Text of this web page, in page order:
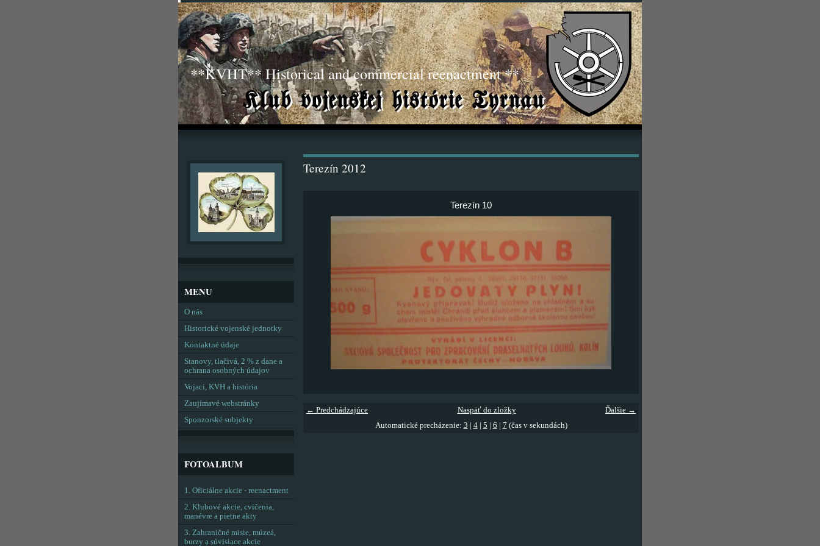
**KVHT** Historical and commercial reenactment **
Terezín 2012
Terezín 10
← Predchádzajúce Ďalšie →
Naspäť do zložky
Automatické precházenie: 3 4| 5 6 7 (čas v sekundách)
MENU
O nás
Historické vojenské jednotky
Kontaktné údaje
Stanovy, tlačivá, 2 % z dane a
ochrana osobných údajov
Vojaci, KVH a história
Zaujímavé webstránky
Sponzorské subjekty
FOTOALBUM
1. Oficiálne akcie - reenactment
2. Klubové akcie, cvičenia,
manévre a pietne akty
3. Zahraničné misie, múzeá,
burzy a súvisiace akcie